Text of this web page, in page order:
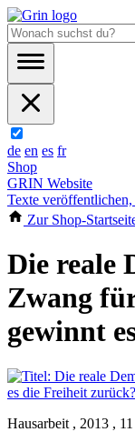
de en es fr
Shop
GRIN Website
Texte
Zur Shop-
Die reale
Zwang
gewinnt
Hausarbeit , 2013 ,